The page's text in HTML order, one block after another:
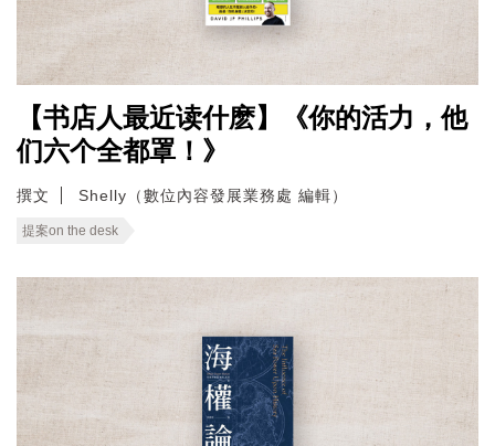
【书店人最近读什麽】《你的活力，他
们六个全都罩！》
撰文 Shelly（數位內容發展業務處 編輯）
提案on the desk